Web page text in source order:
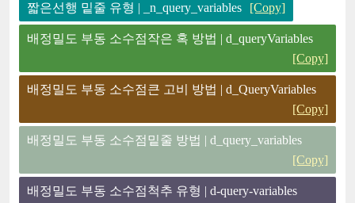
짧은선행 밑줄 유형 | _n_query_variables [Copy]
배정밀도 부동 소수점작은 혹 방법 | d_queryVariables
[Copy]
배정밀도 부동 소수점큰 고비 방법 | d_QueryVariables
[Copy]
배정밀도 부동 소수점밑줄 방법 | d_query_variables
[Copy]
배정밀도 부동 소수점척추 유형 | d-query-variables